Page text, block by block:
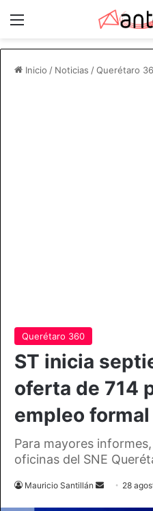
Menú
Inicio / Noticias /Querétaro
Querétaro 360
ST inicia
oferta de 714
empleo formal
Para mayores
oficinas del SNE
Mauricio Santillán
Send 28